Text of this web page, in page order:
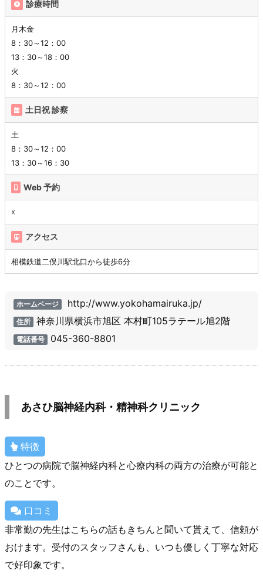
診療時間
月木金
8：30～12：00
13：30～18：00
火
8：30～12：00
土日祝 診察
土
8：30～12：00
13：30～16：30
Web 予約
☓
アクセス
相模鉄道二俣川駅北口から徒歩6分
ホームページ http://www.yokohamairuka.jp/
住所 神奈川県横浜市旭区 本村町105ラテール旭2階
電話番号 045-360-8801
あさひ脳神経内科・精神科クリニック
特徴
ひとつの病院で脳神経内科と心療内科の両方の治療が可能と
のことです。
口コミ
非常勤の先生はこちらの話もきちんと聞いて貰えて、信頼が
おけます。受付のスタッフさんも、いつも優しく丁寧な対応
で好印象です。